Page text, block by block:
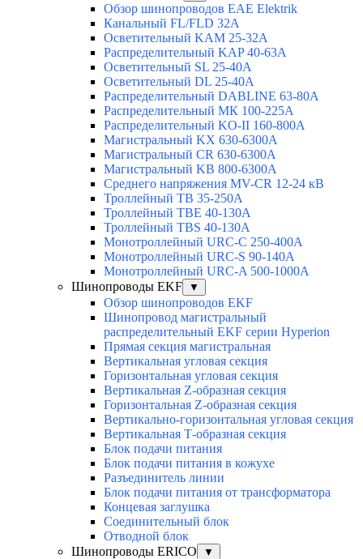
Обзор шинопроводов EAE Elektrik
Канальный FL/FLD 32A
Осветительный KAM 25-32А
Распределительный KAP 40-63A
Осветительный SL 25-40А
Осветительный DL 25-40А
Распределительный DABLINE 63-80A
Распределительный МК 100-225А
Распределительный KO-II 160-800А
Магистральный KX 630-6300А
Магистральный CR 630-6300А
Магистральный KB 800-6300А
Среднего напряжения MV-CR 12-24 кВ
Троллейный TB 35-250A
Троллейный TBE 40-130A
Троллейный TBS 40-130A
Монотроллейный URC-C 250-400A
Монотроллейный URC-S 90-140A
Монотроллейный URC-A 500-1000A
Шинопроводы EKF
▼
Обзор шинопроводов EKF
Шинопровод магистральный
распределительный EKF серии Hyperion
Прямая секция магистральная
Вертикальная угловая секция
Горизонтальная угловая секция
Вертикальная Z-образная секция
Горизонтальная Z-образная секция
Вертикально-горизонтальная угловая секция
Вертикальная Т-образная секция
Блок подачи питания
Блок подачи питания в кожухе
Разъединитель линии
Блок подачи питания от трансформатора
Концевая заглушка
Соединительный блок
Отводной блок
Шинопроводы ERICO
▼